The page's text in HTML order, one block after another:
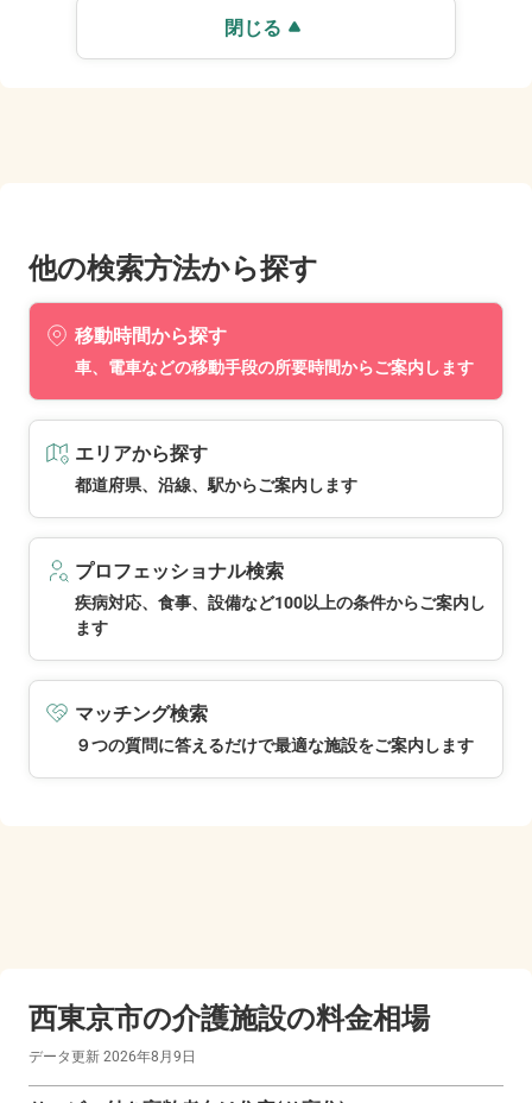
閉じる
他の検索方法から探す
移動時間から探す
車、電車などの移動手段の所要時間からご案内します
エリアから探す
都道府県、沿線、駅からご案内します
プロフェッショナル検索
疾病対応、食事、設備など100以上の条件からご案内し
ます
マッチング検索
９つの質問に答えるだけで最適な施設をご案内します
西東京市の介護施設の料金相場
データ更新 2026年8月9日